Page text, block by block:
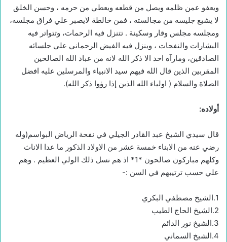
ويعفو عمن ظلمه ويصل من قطعه ويعطي من حرمه ، وحسن الخلق
لا يشبع جليسه من مجالسته ، فمن خالطة لايصبر علي فراق مجلسه،
ومجلسه مجلس وقار وسكينة . تتنزل فيه الرحمات، وتتواتر فيه
البشارات والنفحات ، وينزل فيه الفيض الرحماني علي جلسائه
الصادقين، ومارآه احد الا ذكر الله لانه من عباد الله الصالحين
المقربين الذين قال الله فيهم سيد الانبياء والمرسلين عليه افضل
الصلاة والسلام ( اولياء الله الذين إذا رؤوا ذكر الله).
أولاده:
قال سيدي الشيخ عبد القادر الجيلي في نفحة الرياض البواسم(وله
رضي عنه من الابناء خمسة عشر من الاولاد الذكور ما عدا الاناث
وكلهم مباركون صالحون *1* اذ هم نسل ذلك الولي العظيم . وهم
علي حسب ترتيبهم في السن :-
1.الشيخ مصطفي البكري
2.الشيخ الحاج الطيب
3.الشيخ نور الدائم
4.الشيخ السماني